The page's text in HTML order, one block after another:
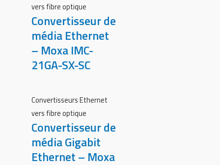
vers fibre optique
Convertisseur de
média Ethernet
– Moxa IMC-
21GA-SX-SC
Convertisseurs Ethernet
vers fibre optique
Convertisseur de
média Gigabit
Ethernet – Moxa